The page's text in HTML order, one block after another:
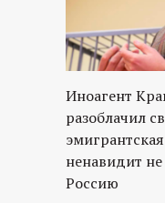
Иноагент
разоблачил
ненавидит
Россию